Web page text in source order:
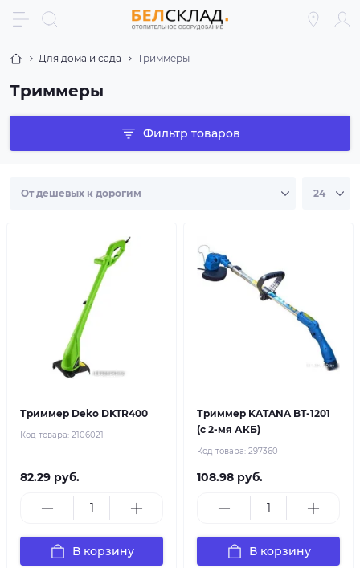
Для дома и сада Триммеры
Триммеры
Фильтр товаров
Триммер Deko DKTR400
Код товара: 2106021
82.29 руб.
В корзину
Триммер KATANA BT-1201
(с 2-мя АКБ)
Код товара: 297360
108.98 руб.
В корзину